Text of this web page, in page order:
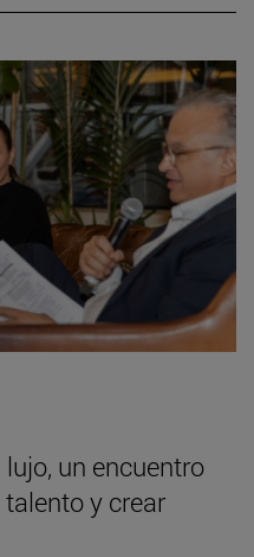
un encuentro
y crear